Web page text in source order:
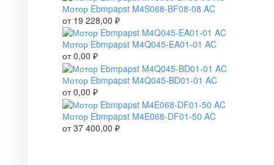
Мотор Ebmpapst M4S068-BF08-08 AC
от 19 228,00 ₽
Мотор Ebmpapst M4Q045-EA01-01 AC
от0,00 ₽
Мотор Ebmpapst M4Q045-BD01-01 AC
от0,00 ₽
Мотор Ebmpapst M4E068-DF01-50 AC
от37 400,00 ₽